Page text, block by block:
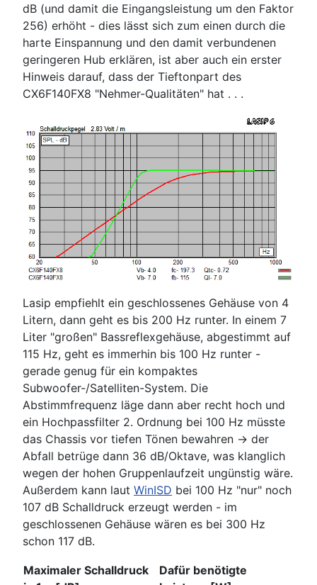
dB (und damit die Eingangsleistung um den Faktor
256) erhöht - dies lässt sich zum einen durch die
harte Einspannung und den damit verbundenen
geringeren Hub erklären, ist aber auch ein erster
Hinweis darauf, dass der Tieftonpart des
CX6F140FX8 "Nehmer-Qualitäten" hat . . .
Lasip empfiehlt ein geschlossenes Gehäuse von 4
Litern, dann geht es bis 200 Hz runter. In einem 7
Liter "großen" Bassreflexgehäuse, abgestimmt auf
115 Hz, geht es immerhin bis 100 Hz runter -
gerade genug für ein kompaktes
Subwoofer-/Satelliten-System. Die
Abstimmfrequenz läge dann aber recht hoch und
ein Hochpassfilter 2. Ordnung bei 100 Hz müsste
das Chassis vor tiefen Tönen bewahren -> der
Abfall betrüge dann 36 dB/Oktave, was klanglich
wegen der hohen Gruppenlaufzeit ungünstig wäre.
Außerdem kann laut WinISD bei 100 Hz "nur" noch
107 dB Schalldruck erzeugt werden - im
geschlossenen Gehäuse wären es bei 300 Hz
schon 117 dB.
Maximaler Schalldruck
Dafür benötigte